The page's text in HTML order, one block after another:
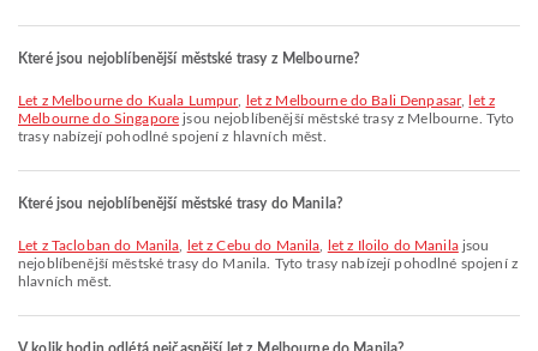
Které jsou nejoblíbenější městské trasy z Melbourne?
let z Melbourne do Kuala Lumpur, let z Melbourne do Bali Denpasar,
let z
Melbourne do Singapore jsou nejoblíbenější městské trasy z Melbourne. Tyto
trasy nabízejí pohodlné spojení z hlavních měst.
Které jsou nejoblíbenější městské trasy do Manila?
let z Tacloban do Manila let z Cebu do Manila let z Iloilo do Manilajsou
nejoblíbenější městské trasy do Manila. Tyto trasy nabízejí pohodlné spojení z
hlavních měst.